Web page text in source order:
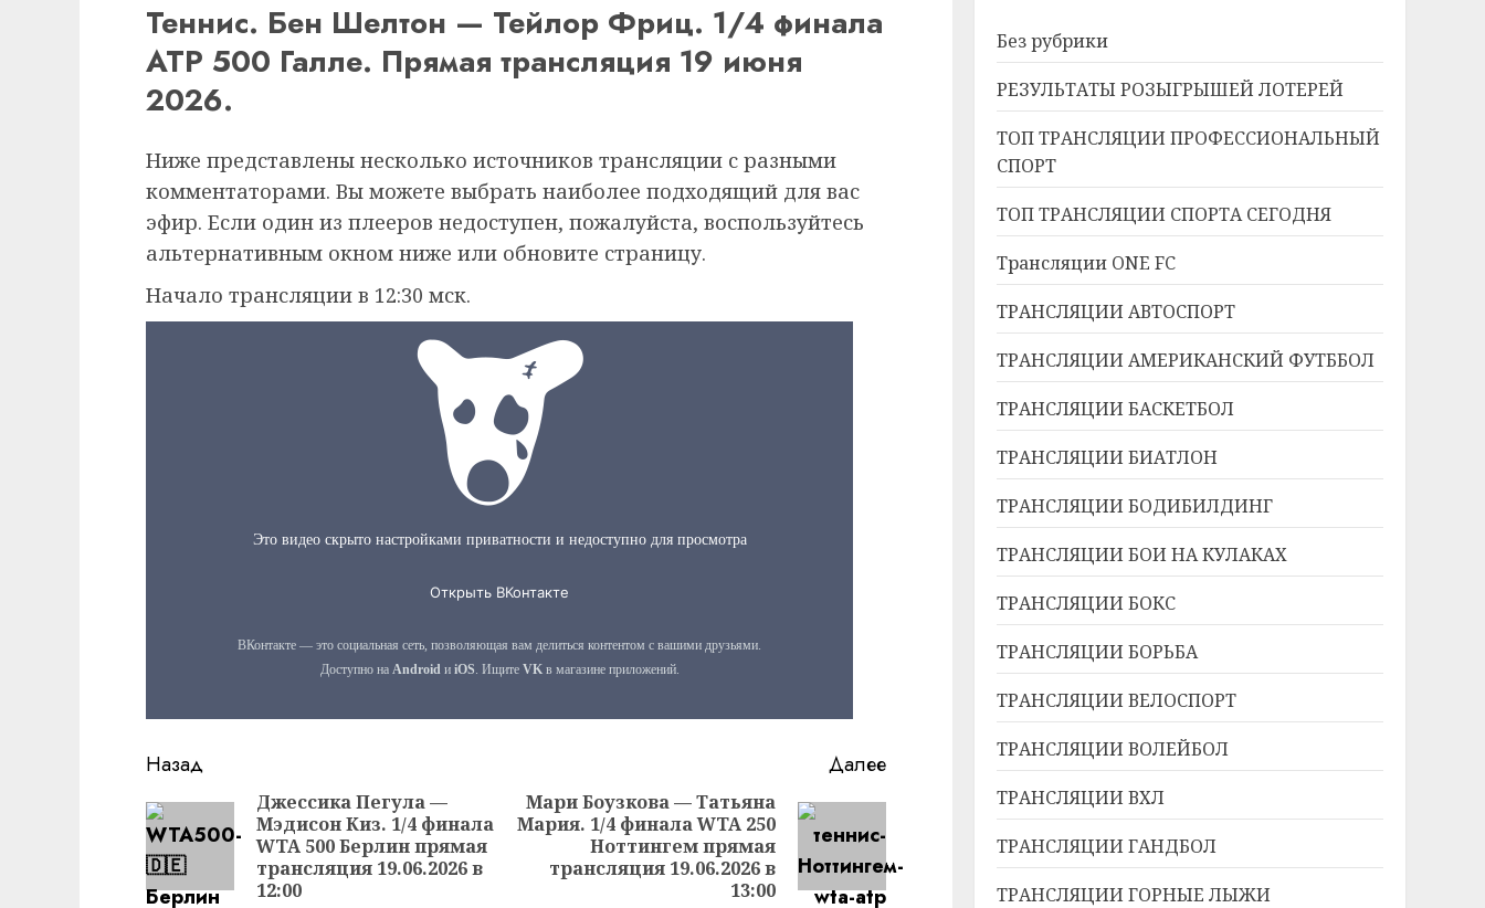
Теннис. Бен Шелтон — Тейлор Фриц. 1/4 финала
ATP 500 Галле. Прямая трансляция 19 июня
2026.
Ниже представлены несколько источников трансляции с разными
комментаторами. Вы можете выбрать наиболее подходящий для вас
эфир. Если один из плееров недоступен, пожалуйста, воспользуйтесь
альтернативным окном ниже или обновите страницу.
Начало трансляции в 12:30 мск.
Продолжить
чтение
Назад
Предыдущая
запись:
Джессика Пегула —
Мэдисон Киз. 1/4 финала
WTA 500 Берлин прямая
трансляция 19.06.2026 в
12:00
Далее
Следующая
запись:
Мари Боузкова — Татьяна
Мария. 1/4 финала WTA 250
Ноттингем прямая
трансляция 19.06.2026 в
13:00
Без рубрики
РЕЗУЛЬТАТЫ РОЗЫГРЫШЕЙ ЛОТЕРЕЙ
ТОП ТРАНСЛЯЦИИ ПРОФЕССИОНАЛЬНЫЙ
СПОРТ
ТОП ТРАНСЛЯЦИИ СПОРТА СЕГОДНЯ
Трансляции ONE FC
ТРАНСЛЯЦИИ АВТОСПОРТ
ТРАНСЛЯЦИИ АМЕРИКАНСКИЙ ФУТББОЛ
ТРАНСЛЯЦИИ БАСКЕТБОЛ
ТРАНСЛЯЦИИ БИАТЛОН
ТРАНСЛЯЦИИ БОДИБИЛДИНГ
ТРАНСЛЯЦИИ БОИ НА КУЛАКАХ
ТРАНСЛЯЦИИ БОКС
ТРАНСЛЯЦИИ БОРЬБА
ТРАНСЛЯЦИИ ВЕЛОСПОРТ
ТРАНСЛЯЦИИ ВОЛЕЙБОЛ
ТРАНСЛЯЦИИ ВХЛ
ТРАНСЛЯЦИИ ГАНДБОЛ
ТРАНСЛЯЦИИ ГОРНЫЕ ЛЫЖИ